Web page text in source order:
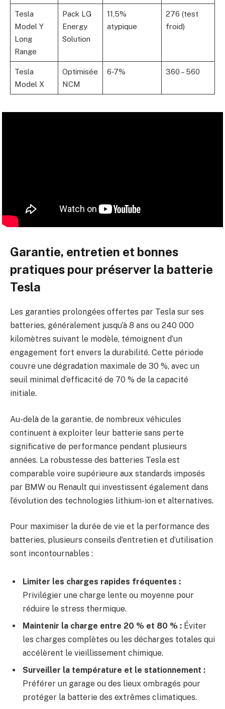
Tesla
Model Y
Long
Range
Pack LG
Energy
Solution
11,5%
atypique
276 (test
froid)
Tesla
Model X
Optimisée
NCM
6-7% 360 – 560
Garantie, entretien et bonnes
pratiques pour préserver la batterie
Tesla
Les garanties prolongées offertes par Tesla sur ses
batteries, généralement jusqu’à 8 ans ou 240 000
kilomètres suivant le modèle, témoignent d’un
engagement fort envers la durabilité. Cette période
couvre une dégradation maximale de 30 %, avec un
seuil minimal d’efficacité de 70 % de la capacité
initiale.
Au-delà de la garantie, de nombreux véhicules
continuent à exploiter leur batterie sans perte
significative de performance pendant plusieurs
années. La robustesse des batteries Tesla est
comparable voire supérieure aux standards imposés
par BMW ou Renault qui investissent également dans
l’évolution des technologies lithium-ion et alternatives.
Pour maximiser la durée de vie et la performance des
batteries, plusieurs conseils d’entretien et d’utilisation
sont incontournables :
Limiter les charges rapides fréquentes :
Privilégier une charge lente ou moyenne pour
réduire le stress thermique.
Maintenir la charge entre 20 % et 80 % : Éviter
les charges complètes ou les décharges totales qui
accélèrent le vieillissement chimique.
Surveiller la température et le stationnement :
Préférer un garage ou des lieux ombragés pour
protéger la batterie des extrêmes climatiques.